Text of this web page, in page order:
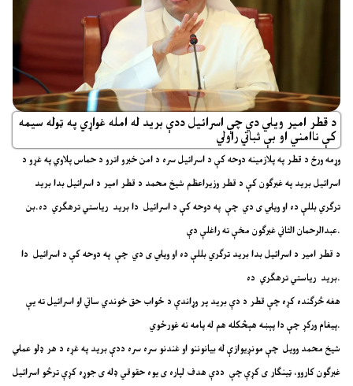
د قطر امیر ویلي دي چې اسرائیل ددې برید له امله غواړي په ټوله سیمه
کې ناامني او بې ثباتي راولي
اسرائیل برید په غبرګون کې د قطر وزیراعظم شیخ محمد د قطر امیر د اسرائیل بدا برید
ترګري بللې ده او ویلي ی دي چې په دوحه کې د اسرائیل دا برید ریاستي ترهګري ده.بن
عبدالرحمان الثاني غبرګون مخې ته راغلې دې.
د قطر امیر د اسرائیل بدا برید ترګري بللې ده او ویلي ی دي چې په دوحه کې د اسرائیل دا
برید ریاستي ترهګري ده.
هغه څرګنده کړه چې قطر د دې برید پر وړاندې د ځواب حق خوندي ساتي او اسرائیل ته یې
پیغام ورکړ چې دا پېښه هېڅکله هم له پامه نه غورځوي.
شیخ محمد وویل چې مونږیوازې له بیانوننو او غندنو سره سره ددې برید په غړه د هر ډلو عملي
غبرګون کاروو، ټینګار ی کړې چې ددې هدف لپاره ی یوه حقوقي ډله ی جوړه کړې ترڅو اسرائیل